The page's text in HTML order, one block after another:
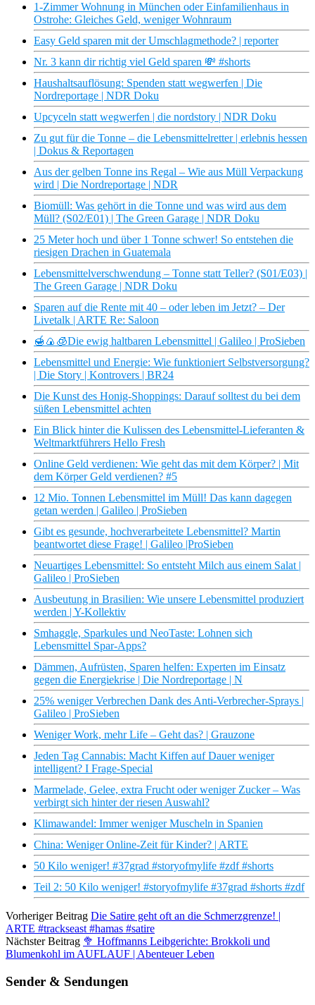
1-Zimmer Wohnung in München oder Einfamilienhaus in
Ostrohe: Gleiches Geld, weniger Wohnraum
Easy Geld sparen mit der Umschlagmethode? | reporter
Nr. 3 kann dir richtig viel Geld sparen 💸 #shorts
Haushaltsauflösung: Spenden statt wegwerfen | Die
Nordreportage | NDR Doku
Upcyceln statt wegwerfen | die nordstory | NDR Doku
Zu gut für die Tonne – die Lebensmittelretter | erlebnis hessen
| Dokus & Reportagen
Aus der gelben Tonne ins Regal – Wie aus Müll Verpackung
wird | Die Nordreportage | NDR
Biomüll: Was gehört in die Tonne und was wird aus dem
Müll? (S02/E01) | The Green Garage | NDR Doku
25 Meter hoch und über 1 Tonne schwer! So entstehen die
riesigen Drachen in Guatemala
Lebensmittelverschwendung – Tonne statt Teller? (S01/E03) |
The Green Garage | NDR Doku
Sparen auf die Rente mit 40 – oder leben im Jetzt? – Der
Livetalk | ARTE Re: Saloon
🍯🍙🧊Die ewig haltbaren Lebensmittel | Galileo | ProSieben
Lebensmittel und Energie: Wie funktioniert Selbstversorgung?
| Die Story | Kontrovers | BR24
Die Kunst des Honig-Shoppings: Darauf solltest du bei dem
süßen Lebensmittel achten
Ein Blick hinter die Kulissen des Lebensmittel-Lieferanten &
Weltmarktführers Hello Fresh
Online Geld verdienen: Wie geht das mit dem Körper? | Mit
dem Körper Geld verdienen? #5
12 Mio. Tonnen Lebensmittel im Müll! Das kann dagegen
getan werden | Galileo | ProSieben
Gibt es gesunde, hochverarbeitete Lebensmittel? Martin
beantwortet diese Frage! | Galileo |ProSieben
Neuartiges Lebensmittel: So entsteht Milch aus einem Salat |
Galileo | ProSieben
Ausbeutung in Brasilien: Wie unsere Lebensmittel produziert
werden | Y-Kollektiv
Smhaggle, Sparkules und NeoTaste: Lohnen sich
Lebensmittel Spar-Apps?
Dämmen, Aufrüsten, Sparen helfen: Experten im Einsatz
gegen die Energiekrise | Die Nordreportage | N
25% weniger Verbrechen Dank des Anti-Verbrecher-Sprays |
Galileo | ProSieben
Weniger Work, mehr Life – Geht das? | Grauzone
Jeden Tag Cannabis: Macht Kiffen auf Dauer weniger
intelligent? I Frage-Special
Marmelade, Gelee, extra Frucht oder weniger Zucker – Was
verbirgt sich hinter der riesen Auswahl?
Klimawandel: Immer weniger Muscheln in Spanien
China: Weniger Online-Zeit für Kinder? | ARTE
50 Kilo weniger! #37grad #storyofmylife #zdf #shorts
Teil 2: 50 Kilo weniger! #storyofmylife #37grad #shorts #zdf
Vorheriger Beitrag Die Satire geht oft an die Schmerzgrenze! |
ARTE #trackseast #hamas #satire
Nächster Beitrag 🥦 Hoffmanns Leibgerichte: Brokkoli und
Blumenkohl im AUFLAUF | Abenteuer Leben
Sender & Sendungen